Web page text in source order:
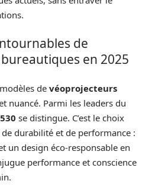
de
en 2025
de véoprojecteurs
nuancé. Parmi les leaders du
se distingue. C’est le choix
durabilité et de performance :
un design éco-responsable en
performance et conscience